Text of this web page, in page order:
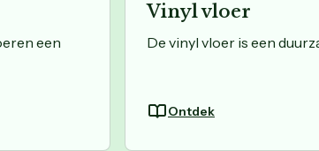
een
Vinyl vloer
De vinyl vloer is een
Ontdek